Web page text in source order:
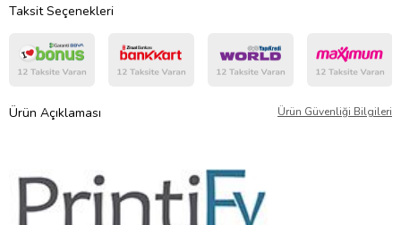
Taksit Seçenekleri
Ürün Açıklaması Ürün Güvenliği Bilgileri